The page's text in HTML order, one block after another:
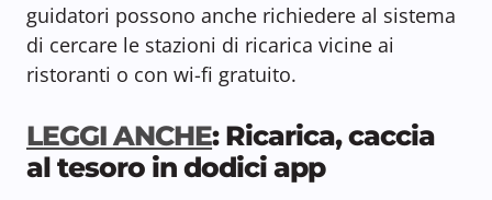
guidatori possono anche richiedere al sistema
di cercare le stazioni di ricarica vicine ai
ristoranti o con wi-fi gratuito.
LEGGI ANCHE: Ricarica, caccia
al tesoro in dodici app